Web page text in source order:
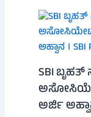
SBI
ಅರ್ಜಿ